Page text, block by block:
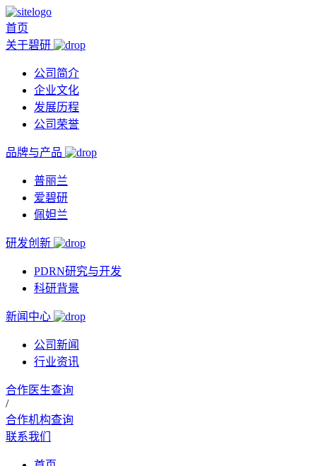
首页
关于碧研
公司简介
企业文化
发展历程
公司荣誉
品牌与产品
普丽兰
爱碧研
佩妲兰
研发创新
PDRN研究与开发
科研背景
新闻中心
公司新闻
行业资讯
合作医生查询
/
合作机构查询
联系我们